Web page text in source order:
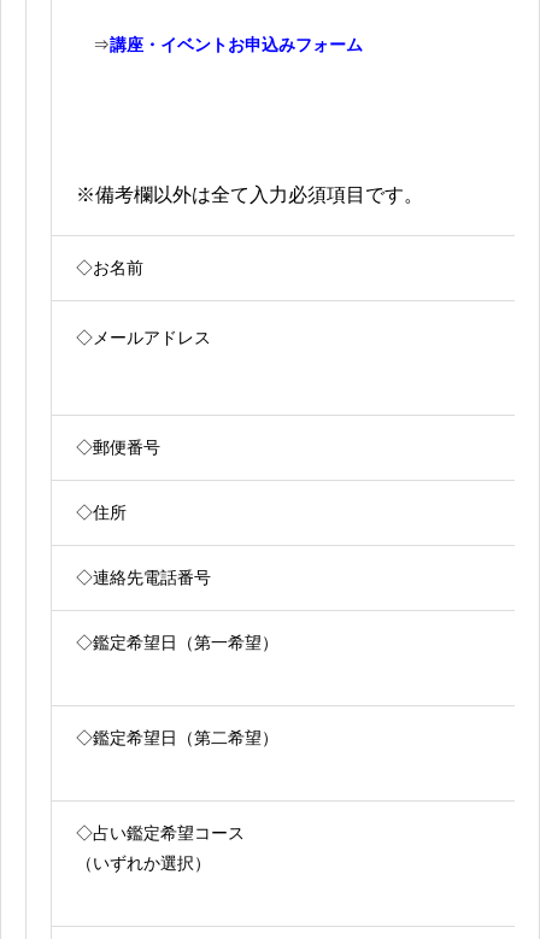
⇒講座・イベントお申込みフォーム
※備考欄以外は全て入力必須項目です。
◇お名前
◇メールアドレス
◇郵便番号
◇住所
◇連絡先電話番号
◇鑑定希望日（第一希望）
◇鑑定希望日（第二希望）
◇占い鑑定希望コース
（いずれか選択）